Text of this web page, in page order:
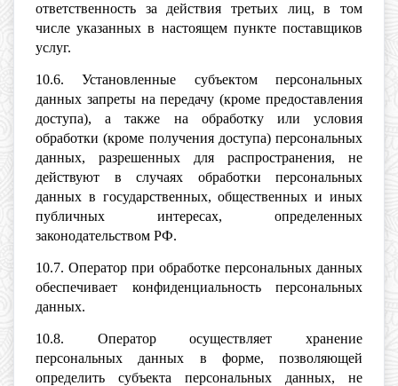
ответственность за действия третьих лиц, в том
числе указанных в настоящем пункте поставщиков
услуг.
10.6. Установленные субъектом персональных
данных запреты на передачу (кроме предоставления
доступа), а также на обработку или условия
обработки (кроме получения доступа) персональных
данных, разрешенных для распространения, не
действуют в случаях обработки персональных
данных в государственных, общественных и иных
публичных интересах, определенных
законодательством РФ.
10.7. Оператор при обработке персональных данных
обеспечивает конфиденциальность персональных
данных.
10.8. Оператор осуществляет хранение
персональных данных в форме, позволяющей
определить субъекта персональных данных, не